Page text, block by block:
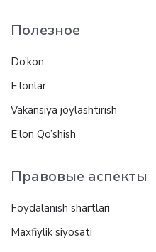
Полезное
Do’kon
E’lonlar
Vakansiya joylashtirish
E’lon Qo’shish
Правовые аспекты
Foydalanish shartlari
Maxfiylik siyosati